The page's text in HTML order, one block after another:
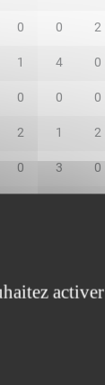
0 0 2
1 4 0
0 0 0
2 1 2
0 3 0
activer